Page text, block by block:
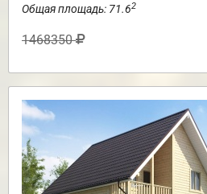
Общая площадь: 71.62
1468350